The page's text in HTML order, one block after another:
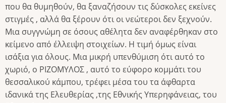
που θα θυμηθούν, θα ξαναζήσουν τις δύσκολες εκείνες
στιγμές , αλλά θα ξέρουν ότι οι νεώτεροι δεν ξεχνούν.
Μια συγγνώμη σε όσους αθέλητα δεν αναφέρθηκαν στο
κείμενο από έλλειψη στοιχείων. Η τιμή όμως είναι
ισάξια για όλους. Μια μικρή υπενθύμιση ότι αυτό το
χωριό, ο ΡΙΖΟΜΥΛΟΣ , αυτό το εύφορο κομμάτι του
θεσσαλικού κάμπου, τρέφει μέσα του τα άφθαρτα
ιδανικά της Ελευθερίας ,της Εθνικής Υπερηφάνειας, του